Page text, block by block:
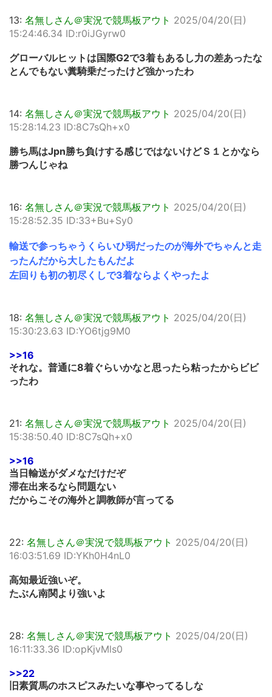
13: 名無しさん＠実況で競馬板アウト 2025/04/20(日)
15:24:46.34 ID:r0iJGyrw0
グローバルヒットは国際G2で3着もあるし力の差あったな
とんでもない糞騎乗だったけど強かったわ
14: 名無しさん＠実況で競馬板アウト 2025/04/20(日)
15:28:14.23 ID:8C7sQh+x0
勝ち馬はJpn勝ち負けする感じではないけどＳ１とかなら
勝つんじゃね
16: 名無しさん＠実況で競馬板アウト 2025/04/20(日)
15:28:52.35 ID:33+Bu+Sy0
輸送で参っちゃうくらいひ弱だったのが海外でちゃんと走
ったんだから大したもんだよ
左回りも初の初尽くしで3着ならよくやったよ
18: 名無しさん＠実況で競馬板アウト 2025/04/20(日)
15:30:23.63 ID:YO6tjg9M0
>>16
それな。普通に8着ぐらいかなと思ったら粘ったからビビ
ったわ
21: 名無しさん＠実況で競馬板アウト 2025/04/20(日)
15:38:50.40 ID:8C7sQh+x0
>>16
当日輸送がダメなだけだぞ
滞在出来るなら問題ない
だからこその海外と調教師が言ってる
22: 名無しさん＠実況で競馬板アウト 2025/04/20(日)
16:03:51.69 ID:YKh0H4nL0
高知最近強いぞ。
たぶん南関より強いよ
28: 名無しさん＠実況で競馬板アウト 2025/04/20(日)
16:11:33.36 ID:opKjvMls0
>>22
旧素質馬のホスピスみたいな事やってるしな